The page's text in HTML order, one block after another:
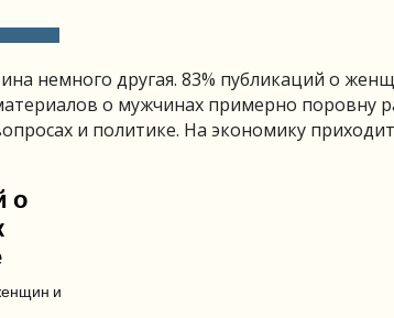
немного другая. 83% публикаций о
о мужчинах примерно поровну
и политике. На экономику